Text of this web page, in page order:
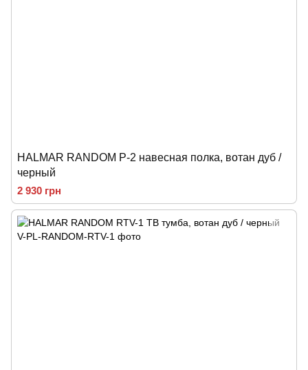
HALMAR RANDOM P-2 навесная полка, вотан дуб /
черный
2 930 грн